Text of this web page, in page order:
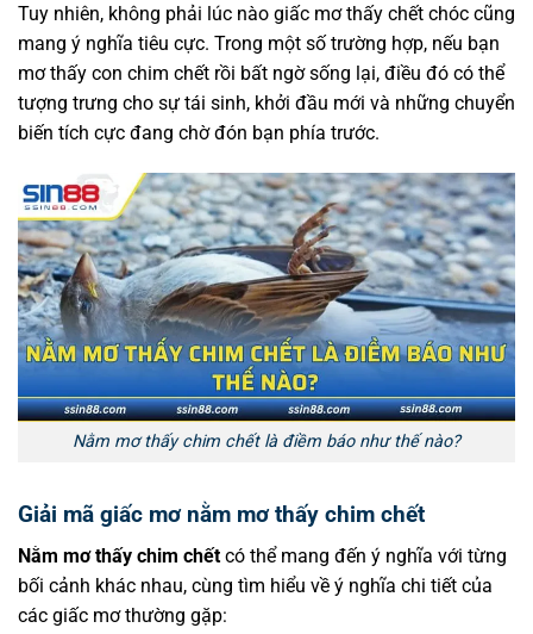
Tuy nhiên, không phải lúc nào giấc mơ thấy chết chóc cũng
mang ý nghĩa tiêu cực. Trong một số trường hợp, nếu bạn
mơ thấy con chim chết rồi bất ngờ sống lại, điều đó có thể
tượng trưng cho sự tái sinh, khởi đầu mới và những chuyển
biến tích cực đang chờ đón bạn phía trước.
Nằm mơ thấy chim chết là điềm báo như thế nào?
Giải mã giấc mơ nằm mơ thấy chim chết
Nằm mơ thấy chim chết có thể mang đến ý nghĩa với từng
bối cảnh khác nhau, cùng tìm hiểu về ý nghĩa chi tiết của
các giấc mơ thường gặp: